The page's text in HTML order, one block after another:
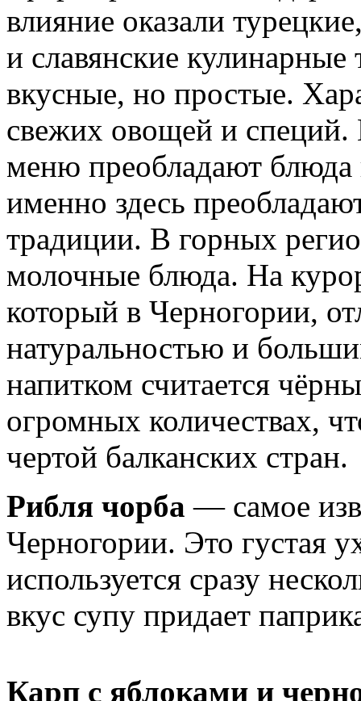
влияние оказали
и славянские
вкусные, но простые.
свежих овощей и
меню преобладают
именно здесь
традиции. В горных
молочные блюда. На
который в Черногории,
натуральностью и
напитком считается
огромных количествах,
чертой балканских стран.
Рибля чорба — самое
Черногории. Это густая
используется сразу
вкус супу придает
Карп с яблоками и